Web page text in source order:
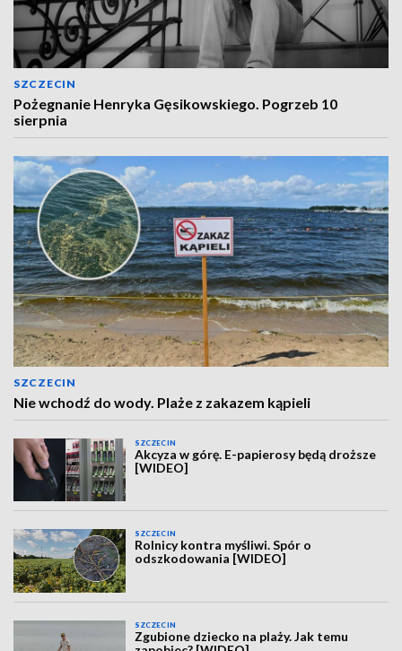
SZCZECIN
Pożegnanie Henryka Gęsikowskiego. Pogrzeb 10
sierpnia
SZCZECIN
Nie wchodź do wody. Plaże z zakazem kąpieli
SZCZECIN
Akcyza w górę. E-papierosy będą droższe
[WIDEO]
SZCZECIN
Rolnicy kontra myśliwi. Spór o
odszkodowania [WIDEO]
SZCZECIN
Zgubione dziecko na plaży. Jak temu